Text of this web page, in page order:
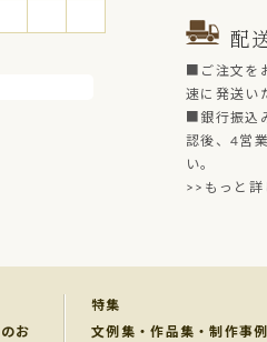
配
■ご注文を
速に発送い
■銀行振込
認後、4営
い。
>>もっと詳
お
特集
文例集・作品集・制作事